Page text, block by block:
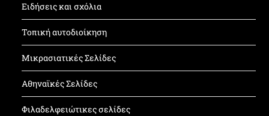
Ειδήσεις και σχόλια
Τοπική αυτοδιοίκηση
Μικρασιατικές Σελίδες
Αθηναϊκές Σελίδες
Φιλαδελφειώτικες σελίδες